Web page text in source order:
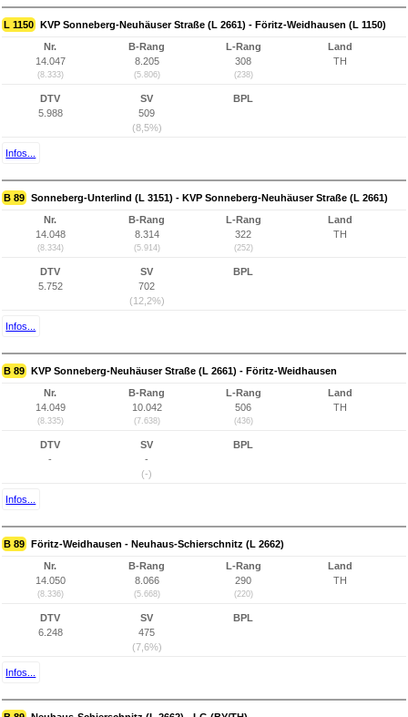
L 1150 KVP Sonneberg-Neuhäuser Straße (L 2661) - Föritz-Weidhausen (L 1150)
Nr.
14.047
(8.333)
B-Rang
8.205
(5.806)
L-Rang
308
(238)
Land
TH
DTV
5.988
SV
509
(8,5%)
BPL
Infos...
B 89 Sonneberg-Unterlind (L 3151) - KVP Sonneberg-Neuhäuser Straße (L 2661)
Nr.
14.048
(8.334)
B-Rang
8.314
(5.914)
L-Rang
322
(252)
Land
TH
DTV
5.752
SV
702
(12,2%)
BPL
Infos...
B 89 KVP Sonneberg-Neuhäuser Straße (L 2661) - Föritz-Weidhausen
Nr.
14.049
(8.335)
B-Rang
10.042
(7.638)
L-Rang
506
(436)
Land
TH
DTV
-
SV
-
(-)
BPL
Infos...
B 89 Föritz-Weidhausen - Neuhaus-Schierschnitz (L 2662)
Nr.
14.050
(8.336)
B-Rang
8.066
(5.668)
L-Rang
290
(220)
Land
TH
DTV
6.248
SV
475
(7,6%)
BPL
Infos...